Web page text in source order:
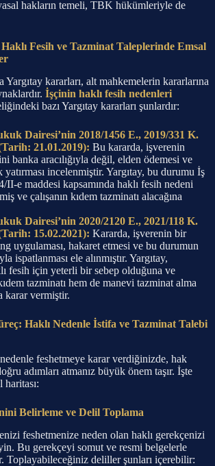
hakların temeli, TBK hükümleriyle de
Fesih ve Tazminat Taleplerinde Emsal
Yargıtay kararları, alt mahkemelerin kararlarına
İşçinin haklı fesih nedenleri
bazı Yargıtay kararları şunlardır:
Dairesi’nin 2018/1456 E., 2019/331 K.
21.01.2019): Bu kararda, işverenin
banka aracılığıyla değil, elden ödemesi ve
incelenmiştir. Yargıtay, bu durumu İş
II-e maddesi kapsamında haklı fesih nedeni
ve çalışanın kıdem tazminatı alacağına
Dairesi’nin 2020/2120 E., 2021/118 K.
15.02.2021): Kararda, işverenin bir
uygulaması, hakaret etmesi ve bu durumun
ispatlanması ele alınmıştır. Yargıtay,
fesih için yeterli bir sebep olduğuna ve
tazminatı hem de manevi tazminat alma
karar vermiştir.
Haklı Nedenle İstifa ve Tazminat Talebi
feshetmeye karar verdiğinizde, hak
adımları atmanız büyük önem taşır. İşte
Belirleme ve Delil Toplama
feshetmenize neden olan haklı gerekçenizi
Bu gerekçeyi somut ve resmi belgelerle
Toplayabileceğiniz deliller şunları içerebilir: